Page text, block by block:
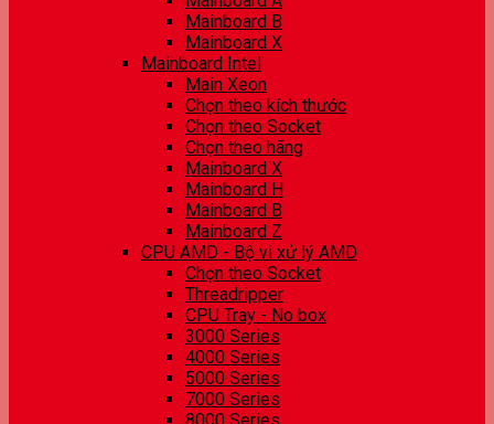
Mainboard B
Mainboard X
Mainboard Intel
Main Xeon
Chọn theo kích thước
Chọn theo Socket
Chọn theo hãng
Mainboard X
Mainboard H
Mainboard B
Mainboard Z
CPU AMD - Bộ vi xử lý AMD
Chọn theo Socket
Threadripper
CPU Tray - No box
3000 Series
4000 Series
5000 Series
7000 Series